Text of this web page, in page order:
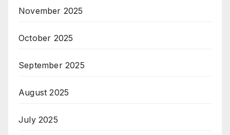
November 2025
October 2025
September 2025
August 2025
July 2025